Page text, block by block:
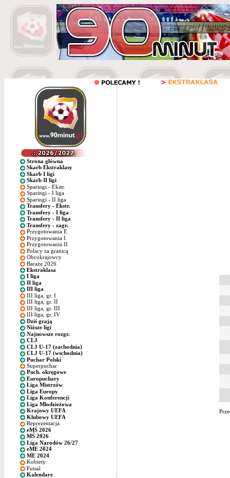
Strona główna
Skarb Ekstraklasy
Skarb I ligi
Skarb II ligi
Sparingi - Ekstr.
Sparingi - I liga
Sparingi - II liga
Transfery - Ekstr.
Transfery - I liga
Transfery - II liga
Transfery - zagr.
Przygotowania E
Przygotowania I
Przygotowania II
Polacy za granicą
Obcokrajowcy
Baraże 2026
Ekstraklasa
I liga
II liga
III liga
III liga, gr. I
III liga, gr. II
III liga, gr. III
III liga, gr. IV
Dziś grają
Niższe ligi
Najnowsze rozgr.
CLJ
CLJ U-17 (zachodnia)
CLJ U-17 (wschodnia)
Puchar Polski
Superpuchar
Puch. okręgowe
Europuchary
Liga Mistrzów
Liga Europy
Liga Konferencji
Liga Młodzieżowa
Krajowy UEFA
Klubowy UEFA
Reprezentacja
eMŚ 2026
MŚ 2026
Liga Narodów 26/27
eME 2024
ME 2024
Kobiety
Futsal
Kalendarz